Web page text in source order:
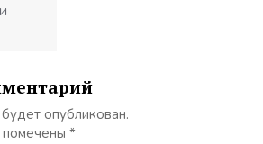
опубликован.
*